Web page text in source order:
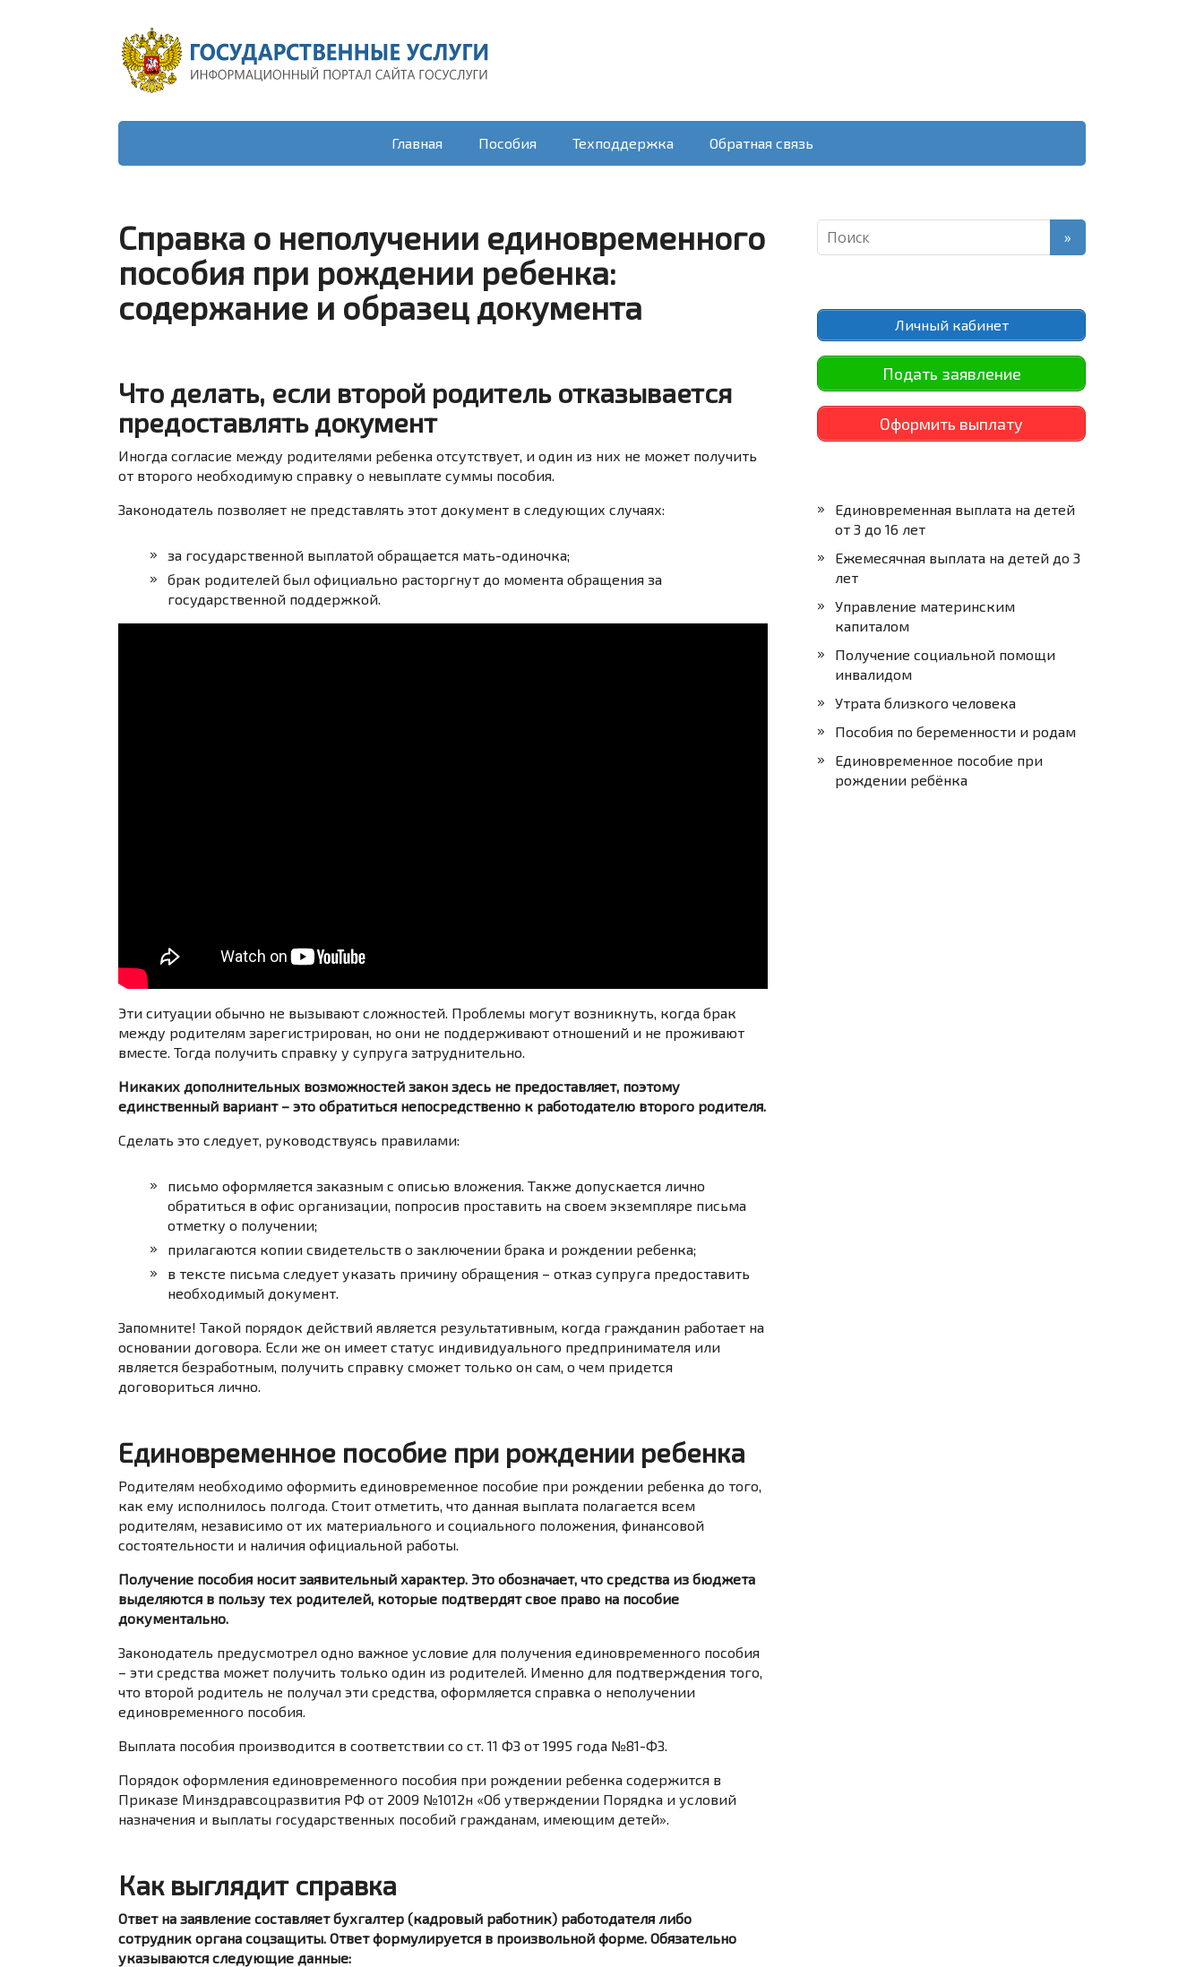
Главная Пособия Техподдержка Обратная связь
Справка о неполучении единовременного
пособия при рождении ребенка:
содержание и образец документа
Что делать, если второй родитель отказывается
предоставлять документ
Иногда согласие между родителями ребенка отсутствует, и один из них не может получить
от второго необходимую справку о невыплате суммы пособия.
Законодатель позволяет не представлять этот документ в следующих случаях:
за государственной выплатой обращается мать-одиночка;
брак родителей был официально расторгнут до момента обращения за
государственной поддержкой.
Эти ситуации обычно не вызывают сложностей. Проблемы могут возникнуть, когда брак
между родителям зарегистрирован, но они не поддерживают отношений и не проживают
вместе. Тогда получить справку у супруга затруднительно.
Никаких дополнительных возможностей закон здесь не предоставляет, поэтому
единственный вариант – это обратиться непосредственно к работодателю второго родителя.
Сделать это следует, руководствуясь правилами:
письмо оформляется заказным с описью вложения. Также допускается лично
обратиться в офис организации, попросив проставить на своем экземпляре письма
отметку о получении;
прилагаются копии свидетельств о заключении брака и рождении ребенка;
в тексте письма следует указать причину обращения – отказ супруга предоставить
необходимый документ.
Запомните! Такой порядок действий является результативным, когда гражданин работает на
основании договора. Если же он имеет статус индивидуального предпринимателя или
является безработным, получить справку сможет только он сам, о чем придется
договориться лично.
Единовременное пособие при рождении ребенка
Родителям необходимо оформить единовременное пособие при рождении ребенка до того,
как ему исполнилось полгода. Стоит отметить, что данная выплата полагается всем
родителям, независимо от их материального и социального положения, финансовой
состоятельности и наличия официальной работы.
Получение пособия носит заявительный характер. Это обозначает, что средства из бюджета
выделяются в пользу тех родителей, которые подтвердят свое право на пособие
документально.
Законодатель предусмотрел одно важное условие для получения единовременного пособия
– эти средства может получить только один из родителей. Именно для подтверждения того,
что второй родитель не получал эти средства, оформляется справка о неполучении
единовременного пособия.
Выплата пособия производится в соответствии со ст. 11 ФЗ от 1995 года №81-ФЗ.
Порядок оформления единовременного пособия при рождении ребенка содержится в
Приказе Минздравсоцразвития РФ от 2009 №1012н «Об утверждении Порядка и условий
назначения и выплаты государственных пособий гражданам, имеющим детей».
Как выглядит справка
Ответ на заявление составляет бухгалтер (кадровый работник) работодателя либо
сотрудник органа соцзащиты. Ответ формулируется в произвольной форме. Обязательно
указываются следующие данные:
Личный кабинет
Подать заявление
Оформить выплату
Единовременная выплата на детей
от 3 до 16 лет
Ежемесячная выплата на детей до 3
лет
Управление материнским
капиталом
Получение социальной помощи
инвалидом
Утрата близкого человека
Пособия по беременности и родам
Единовременное пособие при
рождении ребёнка